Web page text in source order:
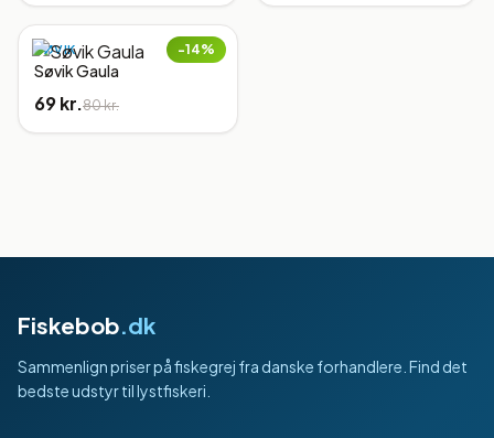
−14%
SØVIK
Søvik Gaula
69 kr.80 kr.
Fiskebob.dk
Sammenlign priser på fiskegrej fra danske forhandlere. Find det
bedste udstyr til lystfiskeri.